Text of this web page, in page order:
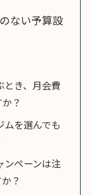
ない予算設
とき、月会費
？
ムを選んでも
ンペーンは注
？